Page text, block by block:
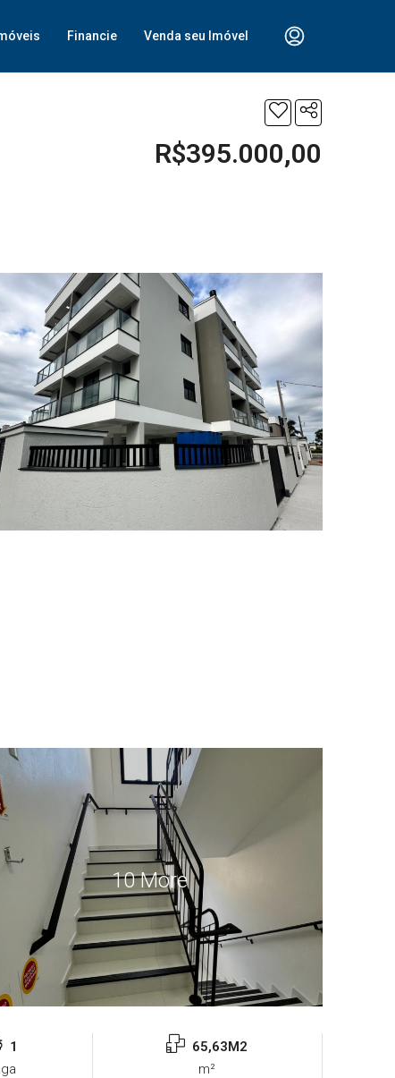
Financie Venda seu Imóvel
R$395.000,00
10 More
1
65,63M2
m²